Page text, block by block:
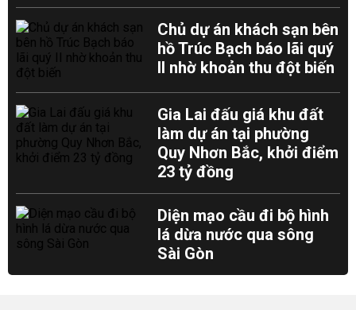
Chủ dự án khách sạn bên
hồ Trúc Bạch báo lãi quý
II nhờ khoản thu đột biến
Gia Lai đấu giá khu đất
làm dự án tại phường
Quy Nhơn Bắc, khởi điểm
23 tỷ đồng
Diện mạo cầu đi bộ hình
lá dừa nước qua sông
Sài Gòn